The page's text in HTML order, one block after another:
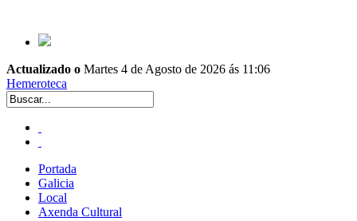
Actualizado o Martes 4 de Agosto de 2026 ás 11:06
Hemeroteca
Portada
Galicia
Local
Axenda Cultural